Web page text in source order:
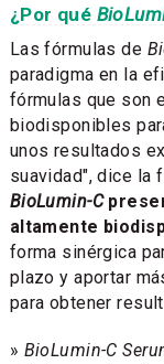
¿Por qué
Las fórmulas de
paradigma en la
fórmulas que son
biodisponibles
unos resultados
suavidad", dice la
BioLumin-C
altamente
forma sinérgica
plazo y aportar
para obtener
» BioLumin-C